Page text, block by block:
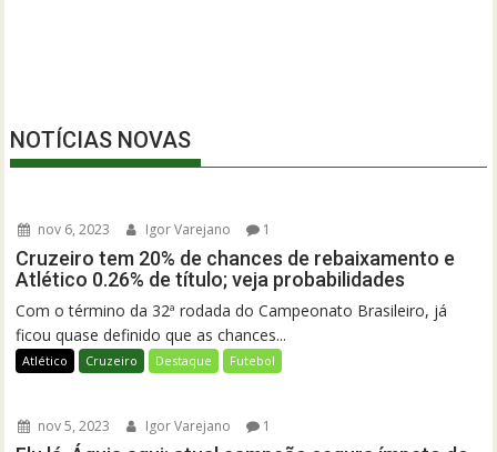
NOTÍCIAS NOVAS
nov 6, 2023 Igor Varejano 1
Cruzeiro tem 20% de chances de rebaixamento e
Atlético 0.26% de título; veja probabilidades
Com o término da 32ª rodada do Campeonato Brasileiro, já
ficou quase definido que as chances...
Atlético Cruzeiro Destaque Futebol
nov 5, 2023 Igor Varejano 1